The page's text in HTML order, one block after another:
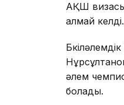
АҚШ
алмай келді.
әлем
болады.